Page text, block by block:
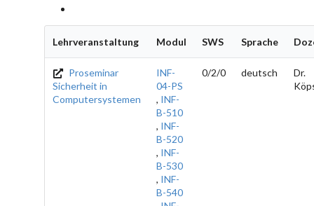
Lehrveranstaltung Modul SWS Sprache
Proseminar
Sicherheit in
Computersystemen
INF-
04-PS
, INF-
B-510
, INF-
B-520
, INF-
B-530
, INF-
B-540
0/2/0 deutsch
Dr.